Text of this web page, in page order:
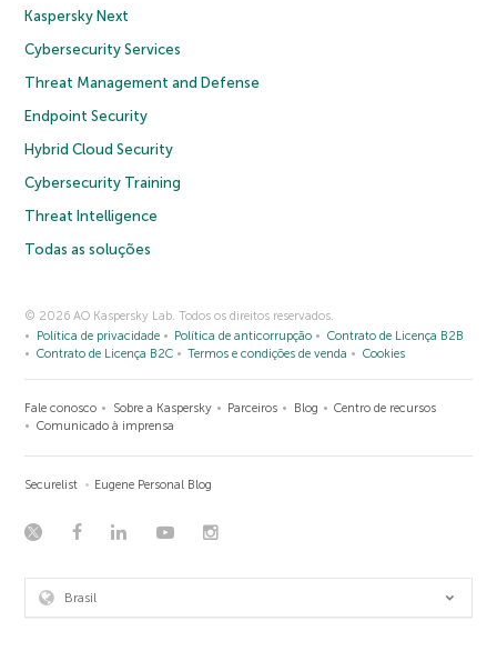
Kaspersky Next
Cybersecurity Services
Threat Management and Defense
Endpoint Security
Hybrid Cloud Security
Cybersecurity Training
Threat Intelligence
Todas as soluções
© 2026 AO Kaspersky Lab. Todos os direitos reservados.
Política de privacidade
Política de anticorrupção
Contrato de Licença B2B
Contrato de Licença B2C
Termos e condições de venda Cookies
Fale conosco Sobre a Kaspersky Parceiros Blog
Centro de recursos
Comunicado à imprensa
Securelist Eugene Personal Blog
Brasil